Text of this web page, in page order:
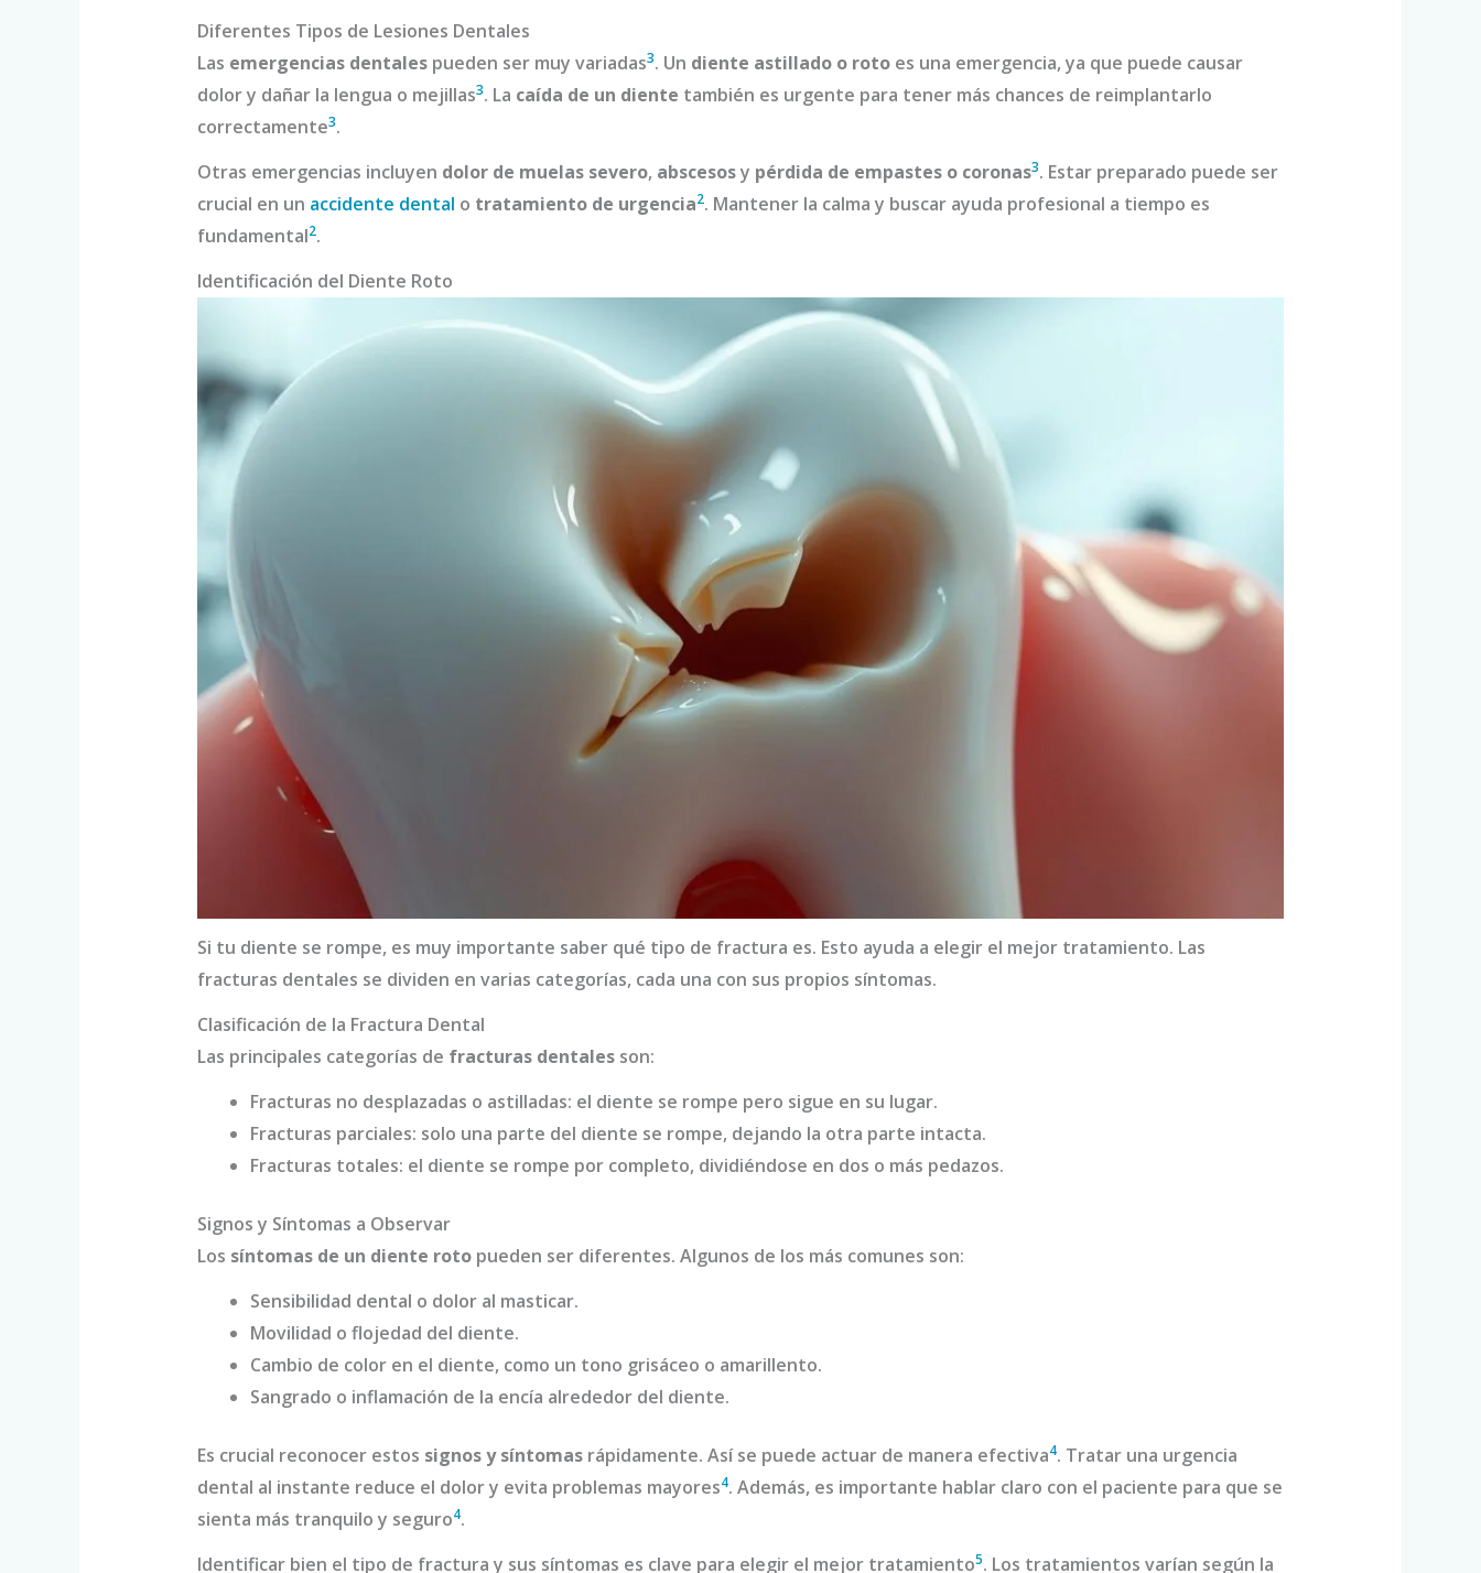
Diferentes Tipos de Lesiones Dentales
Las emergencias dentalespueden ser muy variadas3. Un diente astillado o rotoes una emergencia, ya que puede causar
dolor y dañar la lengua o mejillas3. La caída de un diente también es urgente para tener más chances de reimplantarlo
correctamente3.
Otras emergencias incluyen dolor de muelas severo, abscesosy pérdida de empastes o coronas3. Estar preparado puede ser
crucial en un accidente dental o tratamiento de urgencia2. Mantener la calma y buscar ayuda profesional a tiempo es
fundamental2.
Identificación del Diente Roto
Si tu diente se rompe, es muy importante saber qué tipo de fractura es. Esto ayuda a elegir el mejor tratamiento. Las
fracturas dentales se dividen en varias categorías, cada una con sus propios síntomas.
Clasificación de la Fractura Dental
Las principales categorías de fracturas dentalesson:
Fracturas no desplazadas o astilladas: el diente se rompe pero sigue en su lugar.
Fracturas parciales: solo una parte del diente se rompe, dejando la otra parte intacta.
Fracturas totales: el diente se rompe por completo, dividiéndose en dos o más pedazos.
Signos y Síntomas a Observar
Los síntomas de un diente rotopueden ser diferentes. Algunos de los más comunes son:
Sensibilidad dental o dolor al masticar.
Movilidad o flojedad del diente.
Cambio de color en el diente, como un tono grisáceo o amarillento.
Sangrado o inflamación de la encía alrededor del diente.
Es crucial reconocer estos signos y síntomasrápidamente. Así se puede actuar de manera efectiva4. Tratar una urgencia
dental al instante reduce el dolor y evita problemas mayores4. Además, es importante hablar claro con el paciente para que se
sienta más tranquilo y seguro4.
Identificar bien el tipo de fractura y sus síntomas es clave para elegir el mejor tratamiento5. Los tratamientos varían según la